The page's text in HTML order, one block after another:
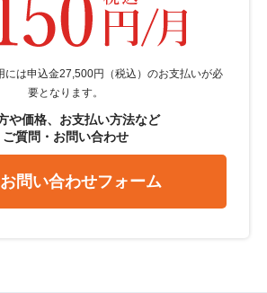
は申込金27,500円（税込）のお支払いが必
要となります。
や価格、お支払い方法など
ご質問・お問い合わせ
お問い合わせフォーム